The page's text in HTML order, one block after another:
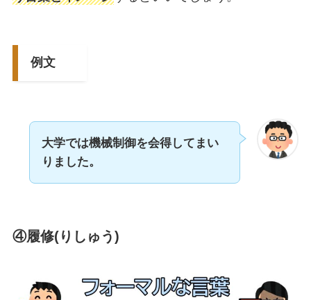
例文
大学では機械制御を会得してまい
りました。
④履修(りしゅう)